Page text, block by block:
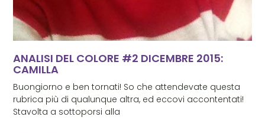
ANALISI DEL COLORE #2 DICEMBRE 2015:
CAMILLA
Buongiorno e ben tornati! So che attendevate questa
rubrica più di qualunque altra, ed eccovi accontentati!
Stavolta a sottoporsi alla